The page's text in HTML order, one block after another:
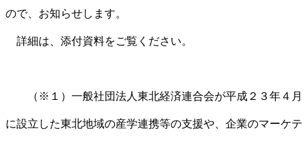
ので、お知らせします。
詳細は、添付資料をご覧ください。
（※１）一般社団法人東北経済連合会が平成２３年４月
に設立した東北地域の産学連携等の支援や、企業のマーケテ